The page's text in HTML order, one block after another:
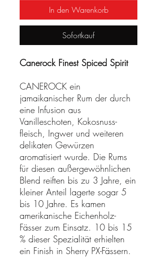
In den Warenkorb
Sofortkauf
Canerock Finest Spiced Spirit
CANEROCK ein
jamaikanischer Rum der durch
eine Infusion aus
Vanilleschoten, Kokosnuss-
fleisch, Ingwer und weiteren
delikaten Gewürzen
aromatisiert wurde. Die Rums
für diesen außergewöhnlichen
Blend reiften bis zu 3 Jahre, ein
kleiner Anteil lagerte sogar 5
bis 10 Jahre. Es kamen
amerikanische Eichenholz-
Fässer zum Einsatz. 10 bis 15
% dieser Spezialität erhielten
ein Finish in Sherry PX-Fässern.